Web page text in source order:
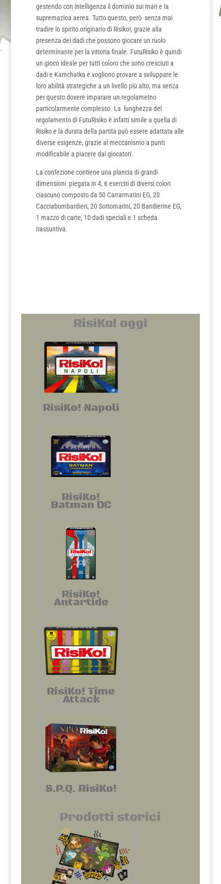
gestendo con intelligenza il dominio sui mari e la
supremazioa aerea. Tutto questo, però senza mai
tradire lo spirito originario di Risiko!, grazie alla
presenza dei dadi che possono giocare un ruolo
determinante per la vittoria finale. FutuRisiko è quindi
un gioco ideale per tutti coloro che sono cresciuti a
dadi e Kamchatka e vogliono provare a sviluppare le
loro abilità strategiche a un livello più alto, ma senza
per questo dovere imparare un regolametno
particolarmente complesso. La lunghezza del
regolamento di FutuRisiko è infatti simile a quella di
Risiko e la durata della partita può essere adattata alle
diverse esigenze, grazie al meccanismo a punti
modificabile a piacere dai giocatori.
La confezione contiene una plancia di grandi
dimensioni piegata in 4, 6 eserciti di diversi colori
ciascuno composto da 50 Carrarmatini EG, 20
Cacciabombardieri, 20 Sottomarini, 20 Bandierine EG,
1 mazzo di carte, 10 dadi speciali e 1 scheda
riassuntiva.
RisiKo! oggi
RisiKo! Napoli
RisiKo!
Batman DC
RisiKo!
Antartide
RisiKo! Time
Attack
S.P.Q. RisiKo!
Prodotti storici